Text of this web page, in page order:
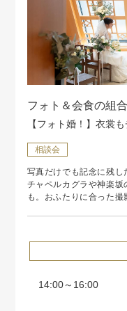
フォト＆会食の組
【フォト婚！】衣裳
相談会
写真だけでも記念に残し
チャペルカグラや神楽坂
も。おふたりに合った撮
14:00～16:00